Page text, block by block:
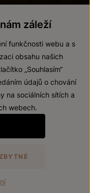
a. s.
mladším 18 let.
záleží
funkčnosti webu a s
obsahu našich
„Souhlasím“
údajů o chování
na sociálních sítích a
webech.